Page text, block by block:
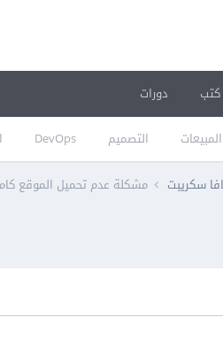
التصميم DevOps
كتب دورات
سكريبت مشكلة عدم تحميل الموقع